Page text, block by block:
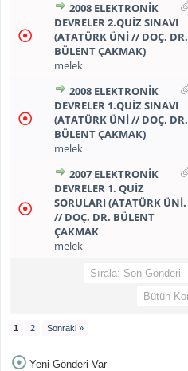
2008 ELEKTRONİK
DEVRELER 2.QUİZ SINAVI
(ATATÜRK ÜNİ // DOÇ. DR.
BÜLENT ÇAKMAK)
melek
2008 ELEKTRONİK
DEVRELER 1.QUİZ SINAVI
(ATATÜRK ÜNİ // DOÇ. DR.
BÜLENT ÇAKMAK)
melek
2007 ELEKTRONİK
DEVRELER 1. QUİZ
SORULARI (ATATÜRK ÜNİ.
// DOÇ. DR. BÜLENT
ÇAKMAK
melek
1 2 Sonraki »
Yeni Gönderi Var